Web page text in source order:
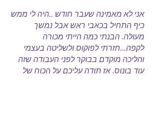
אני לא מאמינה שעבר חודש ..היה לי ממש
כיף התחיל בכאבי ראש אבל נמשך
מעולה. הבנתי כמה הייתי מכורה
לקפה...חזרתי לפוקוס ולשליטה בעצמי
והליכה מוקדם בבוקר לפני העבודה שזה
עוד בונוס. אז תודה עליכם על הכוח של